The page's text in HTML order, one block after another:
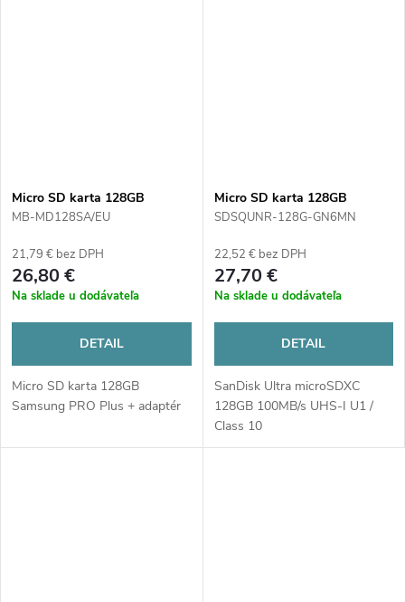
Micro SD karta 128GB
Samsung PRO Plus + adaptér
MB-MD128SA/EU
21,79 € bez DPH
26,80 €
Na sklade u dodávateľa
DETAIL
Micro SD karta 128GB
Samsung PRO Plus + adaptér
Micro SD karta 128GB
SanDisk Ultra
SDSQUNR-128G-GN6MN
22,52 € bez DPH
27,70 €
Na sklade u dodávateľa
DETAIL
SanDisk Ultra microSDXC
128GB 100MB/s UHS-I U1 /
Class 10